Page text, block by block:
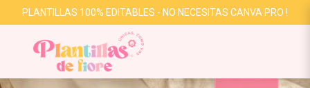
PLANTILLAS 100% EDITABLES - NO NECESITAS CANVA PRO !